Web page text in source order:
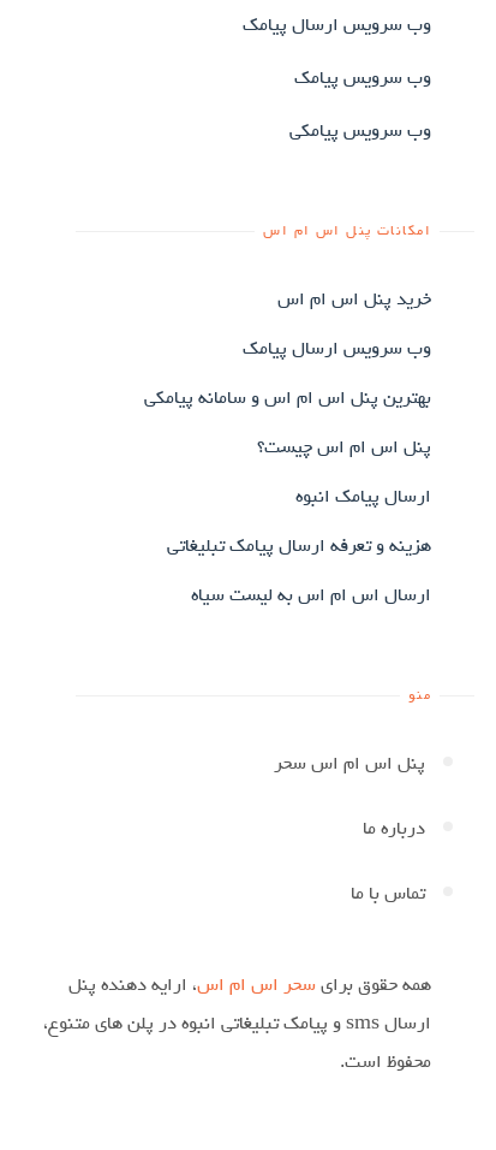
وب سرویس ارسال پیامک
وب سرویس پیامک
وب سرویس پیامکی
امکانات پنل اس ام اس
خرید پنل اس ام اس
وب سرویس ارسال پیامک
بهترین پنل اس ام اس و سامانه پیامکی
پنل اس ام اس چیست؟
ارسال پیامک انبوه
هزینه و تعرفه ارسال پیامک تبلیغاتی
ارسال اس ام اس به لیست سیاه
منو
پنل اس ام اس سحر
درباره ما
تماس با ما
همه حقوق برای سحر اس ام اس، ارایه دهنده پنل
ارسال sms و پیامک تبلیغاتی انبوه در پلن های متنوع،
محفوظ است.